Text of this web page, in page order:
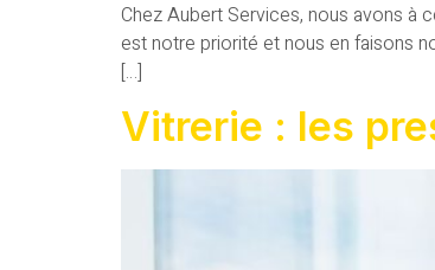
Chez Aubert Services, nous avons à
est notre priorité et nous en faisons
[…]
Vitrerie : les